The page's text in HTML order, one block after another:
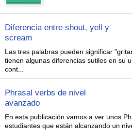
Diferencia entre shout, yell y
scream
Las tres palabras pueden significar
tienen algunas diferencias sutiles en su
cont...
Phrasal verbs de nivel
avanzado
En esta publicación vamos a ver unos
estudiantes que están alcanzando un